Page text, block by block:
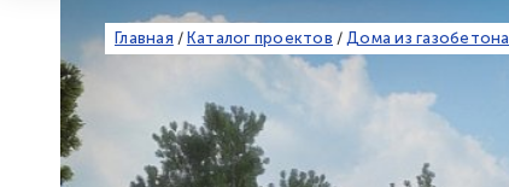
Главная / Каталог проектов / Дома из газобетона